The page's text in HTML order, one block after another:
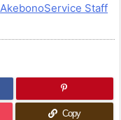
AkebonoService Staff
Copy